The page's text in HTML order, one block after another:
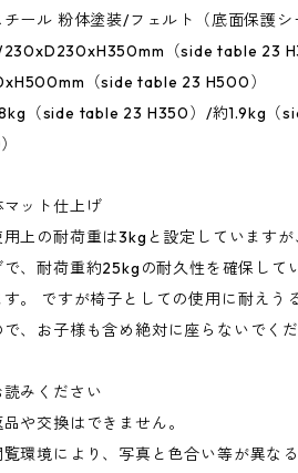
チール 粉体塗装/フェルト（底面保護シ
（side table 23
（side table 23 H500）
（side table 23 H350）/約1.9kg（
マット仕上げ
用上の耐荷重は3kgと設定していますが
、耐荷重約25kgの耐久性を確保して
。 ですが椅子としての使用に耐えう
、お子様も含め絶対に座らないでくだ
みください
や交換はできません。
覧環境により、写真と色合い等が異な